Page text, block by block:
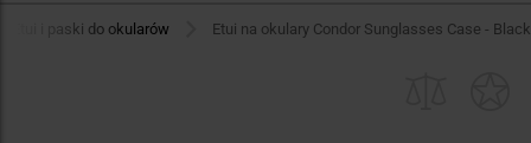
Etui i paski do okularów Etui na okulary Condor Sunglasses Case - Black